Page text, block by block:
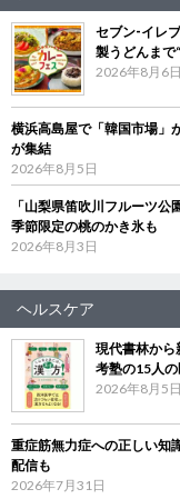
セブン‐イレ
製うどんまで
2026年8月6日
横浜高島屋で「韓国市場
が集結
2026年8月5日
「山梨県笛吹川フルーツ
季節限定の桃のかき氷も
2026年8月3日
ヘルスケア
現代書林か
考塾の15人
2026年8月5日
重症筋無力症への正しい
配信も
2026年7月31日